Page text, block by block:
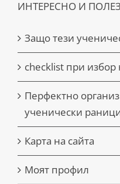
ИНТЕРЕСНО И
Защо тези
checklist при избор
Перфектно
ученически
Карта на сайта
Моят профил